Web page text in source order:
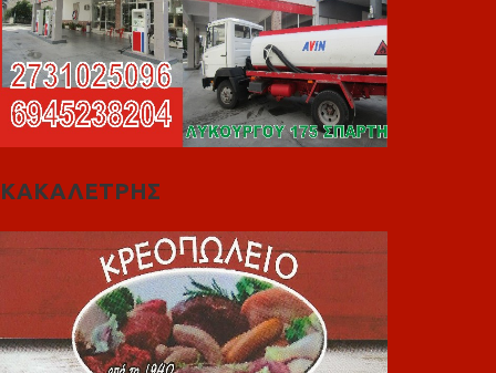
ΚΑΚΑΛΕΤΡΗΣ